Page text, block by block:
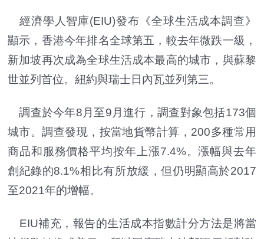
經濟學人智庫(EIU)發布《全球生活成本調查》
顯示，香港今年排名全球第五，較去年微跌一級，
新加坡再次成為全球生活成本最高的城市，與蘇黎
世並列首位。紐約與瑞士日內瓦並列第三。
調查於今年8月至9月進行，調查對象包括173個
城市。調查發現，按當地貨幣計算，200多種常用
商品和服務價格平均按年上漲7.4%。漲幅與去年
創紀錄的8.1%相比有所放緩，但仍明顯高於2017
至2021年的增幅。
EIU補充，報告的生活成本指數計分方法是將當